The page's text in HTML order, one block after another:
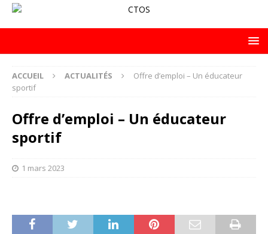
ACCUEIL ACTUALITÉS
Offre d’emploi – Un éducateur
sportif
Offre d’emploi – Un éducateur
sportif
1 mars 2023